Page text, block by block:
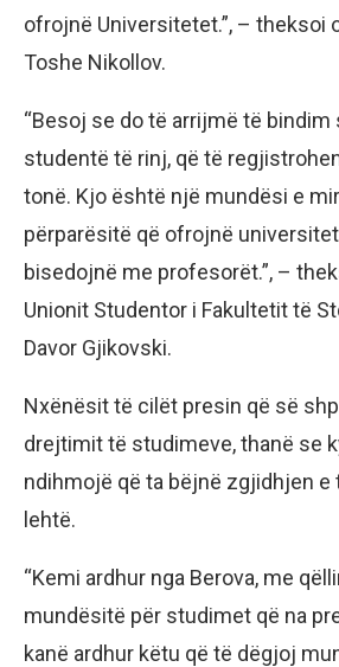
ofrojnë Universitetet.”, – theksoi
Toshe Nikollov.
“Besoj se do të arrijmë të bindim
studentë të rinj, që të
tonë. Kjo është një mundësi e
përparësitë që ofrojnë
bisedojnë me profesorët.”, –
Unionit Studentor i Fakultetit të
Davor Gjikovski.
Nxënësit të cilët presin që së
drejtimit të studimeve, thanë se
ndihmojë që ta bëjnë zgjidhjen e
lehtë.
“Kemi ardhur nga Berova, me
mundësitë për studimet që na
kanë ardhur këtu që të dëgjoj